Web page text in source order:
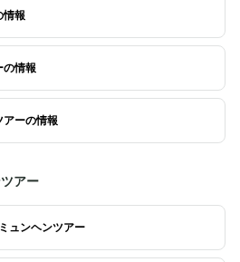
情報
の情報
アーの情報
アー
ュンヘンツアー